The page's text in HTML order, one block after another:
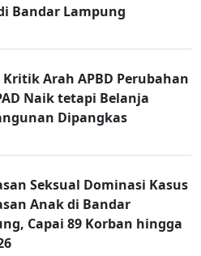
Bandar Lampung
Arah APBD Perubahan
Naik tetapi Belanja
Dipangkas
Seksual Dominasi Kasus
Anak di Bandar
Capai 89 Korban hingga